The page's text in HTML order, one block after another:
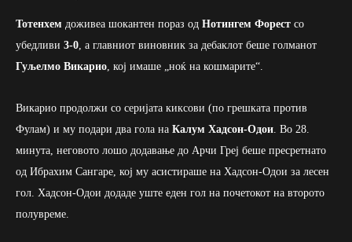
Тотенхем доживеа шокантен пораз од Нотингем Форест со
убедливи 3-0, а главниот виновник за дебаклот беше голманот
Гуљелмо Викарио, кој имаше „ноќ на кошмарите“.
Викарио продолжи со серијата киксови (по грешката против
Фулам) и му подари два гола на Калум Хадсон-Одои. Во 28.
минута, неговото лошо додавање до Арчи Греј беше пресретнато
од Ибрахим Сангаре, кој му асистираше на Хадсон-Одои за лесен
гол. Хадсон-Одои додаде уште еден гол на почетокот на второто
полувреме.